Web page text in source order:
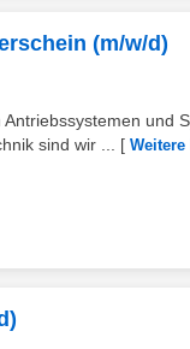
(m/w/d)
und
sind wir ...
[